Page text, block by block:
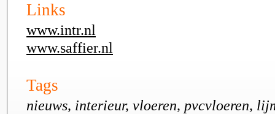
Links
www.intr.nl
www.saffier.nl
Tags
nieuws, interieur, vloeren, pvcvloeren,